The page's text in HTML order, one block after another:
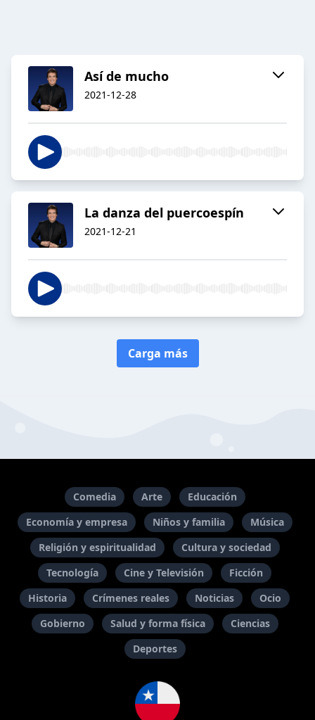
Así de mucho
2021-12-28
La danza del puercoespín
2021-12-21
Carga más
Comedia Arte
Educación
Economía y empresa
Niños y familia
Música
Religión y espiritualidad
Cultura y sociedad
Tecnología
Cine y Televisión
Ficción
Historia
Crímenes reales Noticias
Ocio
Gobierno
Salud y forma física
Ciencias
Deportes